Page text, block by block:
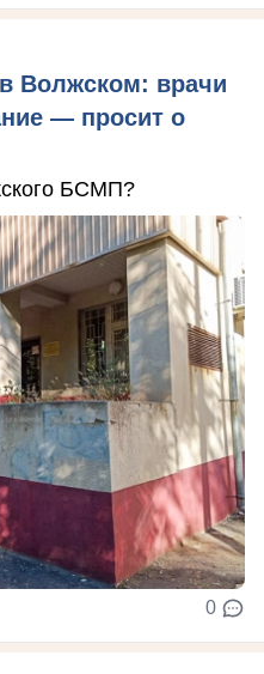
Волжском: врачи
— просит о
БСМП?
0